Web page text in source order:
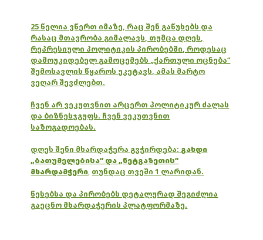
25 წელია ვწერთ იმაზე, რაც შენ გაწუხებს და
რასაც მთავრობა გიმალავს, თუმცა დღეს,
რეპრესიული პოლიტიკის პირობებში, როდესაც
დამოუკიდებელ გამოცემებს „ქართული ოცნება“
შემოსავლის წყაროს უკეტავს, ამას მარტო
ვეღარ შევძლებთ.
ჩვენ არ ვეკუთვნით არცერთ პოლიტიკურ ძალას
და ბიზნესჯგუფს. ჩვენ ვეკუთვნით
საზოგადოებას.
დღეს შენი მხარდაჭერა გვჭირდება: გახდი
„ბათუმელებისა“ და „ნეტგაზეთის“
მხარდამჭერი, თუნდაც თვეში 1 ლარიდან.
წესებსა და პირობებს დეტალურად შეგიძლია
გაეცნო მხარდაჭერის პლატფორმაზე.